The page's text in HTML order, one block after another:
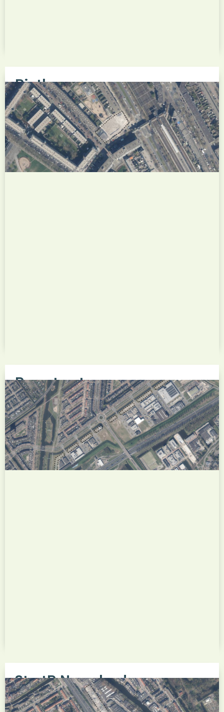
Rietkamers
Het nieuwbouwproject Rietkamers maakt deel uit
van de gebiedsontwikkeling Maasranden in de
Rotterdamse wijk Hoogvliet. Op deze locatie
wordt een nieuwe woonbuurt ontwikkeld met een
gevarieerd aanbod aan huur- en koopwoningen,
waarbij duurzaamheid, een groene inrichting van
Rosestraat
Het nieuwbouwproject Rosestraat betreft de
herontwikkeling van een voormalige
bedrijfslocatie aan de Rosestraat in de
Rotterdamse wijk Feijenoord tot een nieuw
stedelijk woongebied. Het plan voorziet in de
realisatie van meerdere woongebouwen met een
StartR Nesselande
Het nieuwbouwproject StartR Nesselande is een